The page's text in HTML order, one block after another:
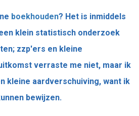
boekhouden? Het is inmiddels
klein statistisch onderzoek
zzp'ers en kleine
verraste me niet, maar ik
kleine aardverschuiving, want ik
bewijzen.